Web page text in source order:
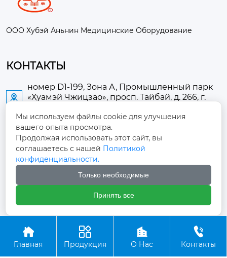
ООО Хубэй Аньнин Медицинские Оборудование
КОНТАКТЫ

номер D1-199, Зона А, Промышленный парк
«Хуамэй Чжицзао», просп. Тайбай, д. 266, г.
 2673889948@qq.com
+86-13705274289
+86-19084124289
Оборудование

Главная

Продукция

О Нас

Контакты
Мы используем файлы cookie для улучшения
вашего опыта просмотра.
Продолжая использовать этот сайт, вы
соглашаетесь с нашей Политикой
конфиденциальности.
Только необходимые
Принять все